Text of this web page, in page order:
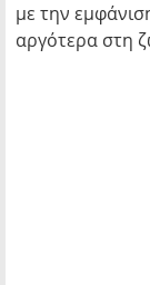
με την
αργότερα στη